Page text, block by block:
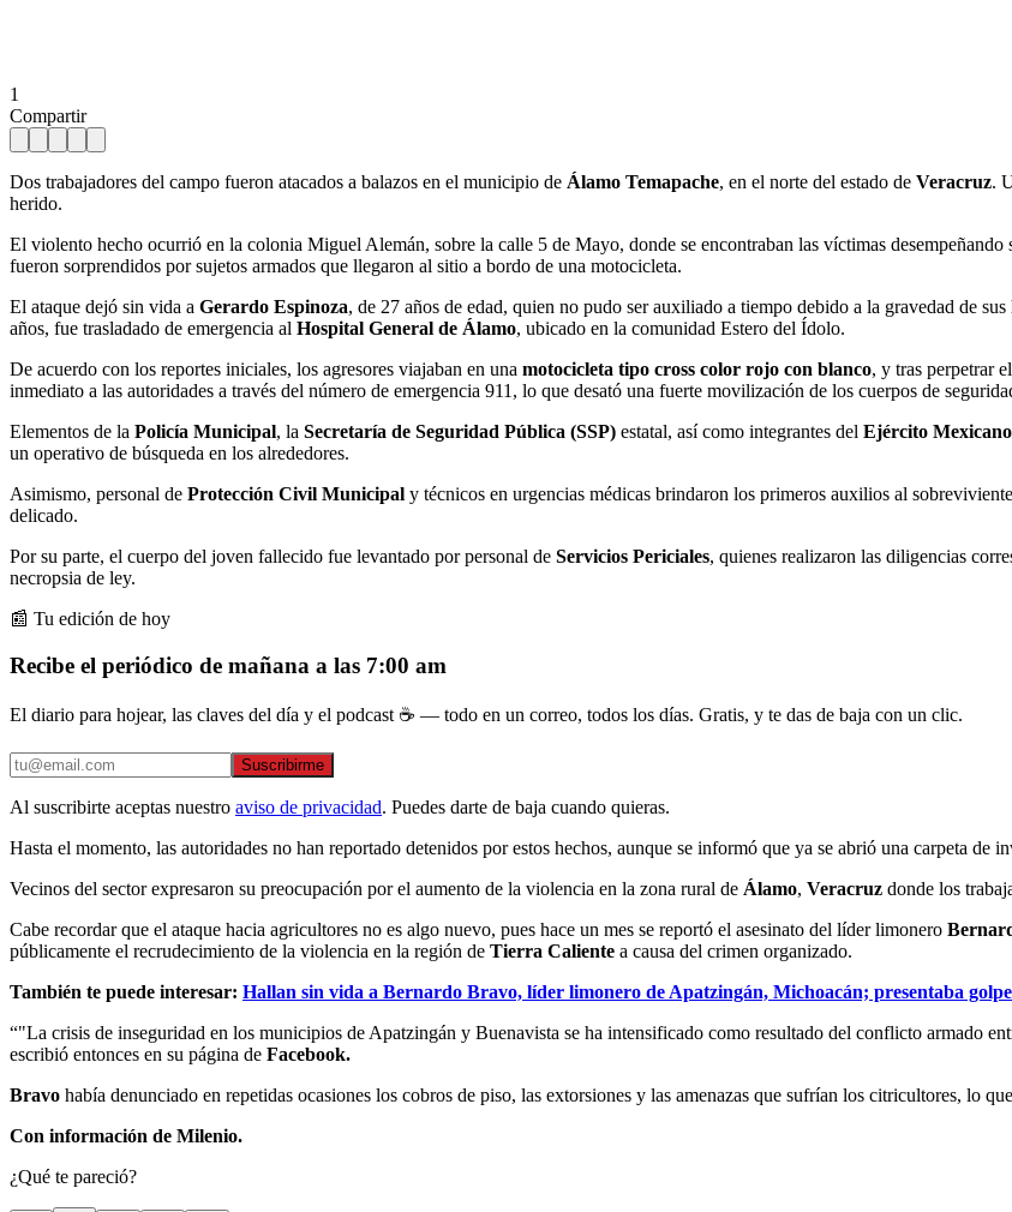
1
Compartir
Dos trabajadores del campo fueron atacados a balazos en el municipio de Álamo Temapache, en el norte del estado de Veracruz.
herido.
El violento hecho ocurrió en la colonia Miguel Alemán, sobre la calle 5 de Mayo, donde se encontraban las víctimas
fueron sorprendidos por sujetos armados que llegaron al sitio a bordo de una motocicleta.
El ataque dejó sin vida a Gerardo Espinoza, de 27 años de edad, quien no pudo ser auxiliado a tiempo debido a la gravedad de
años, fue trasladado de emergencia al Hospital General de Álamo, ubicado en la comunidad Estero del Ídolo.
De acuerdo con los reportes iniciales, los agresores viajaban en una motocicleta tipo cross color rojo con blanco, y tras perpetrar
inmediato a las autoridades a través del número de emergencia 911, lo que desató una fuerte movilización de los cuerpos de
Elementos de la Policía Municipal, la Secretaría de Seguridad Pública (SSP) estatal, así como integrantes del Ejército Mexicano
un operativo de búsqueda en los alrededores.
Asimismo, personal de Protección Civil Municipal y técnicos en urgencias médicas brindaron los primeros auxilios al
delicado.
Por su parte, el cuerpo del joven fallecido fue levantado por personal de Servicios Periciales, quienes realizaron las diligencias
necropsia de ley.
📰 Tu edición de hoy
Recibe el periódico de mañana a las 7:00 am
El diario para hojear, las claves del día y el podcast ☕ — todo en un correo, todos los días. Gratis, y te das de baja con un clic.
Suscribirme
Al suscribirte aceptas nuestro aviso de privacidad. Puedes darte de baja cuando quieras.
Hasta el momento, las autoridades no han reportado detenidos por estos hechos, aunque se informó que ya se abrió una carpeta de
Vecinos del sector expresaron su preocupación por el aumento de la violencia en la zona rural de Álamo, Veracruz donde los
Cabe recordar que el ataque hacia agricultores no es algo nuevo, pues hace un mes se reportó el asesinato del líder limonero
públicamente el recrudecimiento de la violencia en la región de Tierra Caliente a causa del crimen organizado.
También te puede interesar: Hallan sin vida a Bernardo Bravo, líder limonero de Apatzingán, Michoacán; presentaba
“"La crisis de inseguridad en los municipios de Apatzingán y Buenavista se ha intensificado como resultado del conflicto armado
escribió entonces en su página de Facebook.
Bravo había denunciado en repetidas ocasiones los cobros de piso, las extorsiones y las amenazas que sufrían los citricultores, lo
Con información de Milenio.
¿Qué te pareció?